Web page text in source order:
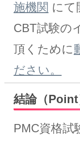
施機関 にて
CBT試験の
頂くために
ださい。
結論（Point
PMC資格試